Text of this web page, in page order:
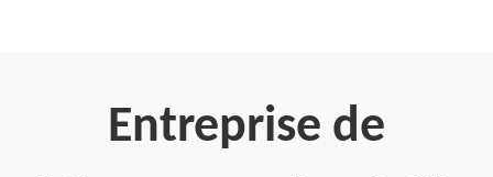
Entreprise de